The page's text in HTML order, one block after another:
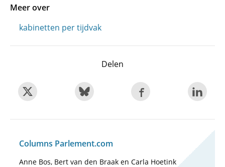
Meer over
kabinetten per tijdvak
Delen
Columns Parlement.com
Anne Bos, Bert van den Braak en Carla Hoetink